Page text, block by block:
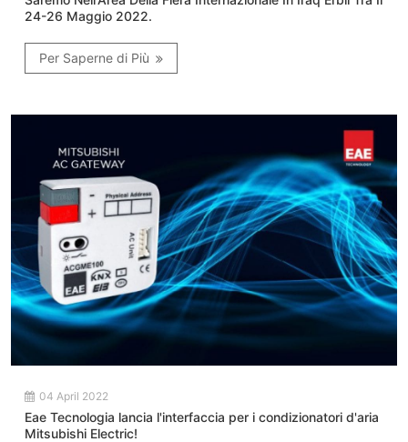
24-26 Maggio 2022.
Per Saperne di Più
04 April 2022
Eae Tecnologia lancia l'interfaccia per i condizionatori d'aria
Mitsubishi Electric!